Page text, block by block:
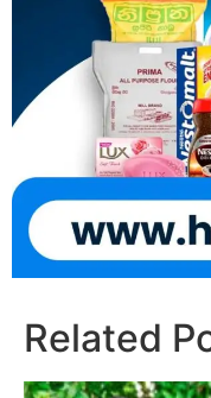
Related